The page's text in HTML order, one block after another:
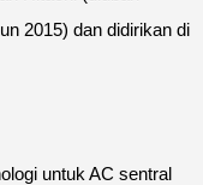
2015) dan didirikan di
untuk AC sentral